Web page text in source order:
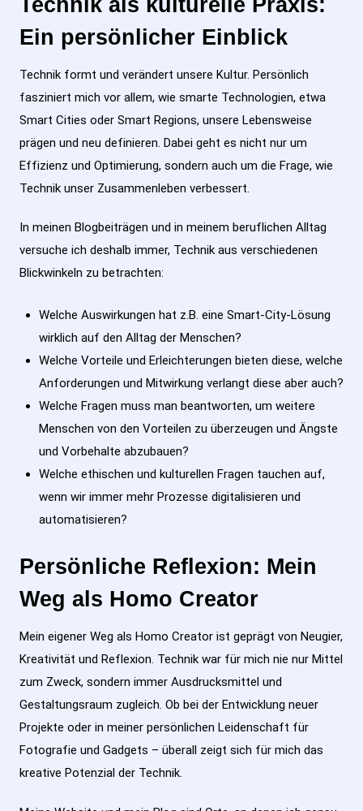
Ein persönlicher Einblick
Technik formt und verändert unsere Kultur. Persönlich
fasziniert mich vor allem, wie smarte Technologien, etwa
Smart Cities oder Smart Regions, unsere Lebensweise
prägen und neu definieren. Dabei geht es nicht nur um
Effizienz und Optimierung, sondern auch um die Frage, wie
Technik unser Zusammenleben verbessert.
In meinen Blogbeiträgen und in meinem beruflichen Alltag
versuche ich deshalb immer, Technik aus verschiedenen
Blickwinkeln zu betrachten:
Welche Auswirkungen hat z.B. eine Smart-City-Lösung
wirklich auf den Alltag der Menschen?
Welche Vorteile und Erleichterungen bieten diese, welche
Anforderungen und Mitwirkung verlangt diese aber auch?
Welche Fragen muss man beantworten, um weitere
Menschen von den Vorteilen zu überzeugen und Ängste
und Vorbehalte abzubauen?
Welche ethischen und kulturellen Fragen tauchen auf,
wenn wir immer mehr Prozesse digitalisieren und
automatisieren?
Persönliche Reflexion: Mein
Weg als Homo Creator
Mein eigener Weg als Homo Creator ist geprägt von Neugier,
Kreativität und Reflexion. Technik war für mich nie nur Mittel
zum Zweck, sondern immer Ausdrucksmittel und
Gestaltungsraum zugleich. Ob bei der Entwicklung neuer
Projekte oder in meiner persönlichen Leidenschaft für
Fotografie und Gadgets – überall zeigt sich für mich das
kreative Potenzial der Technik.